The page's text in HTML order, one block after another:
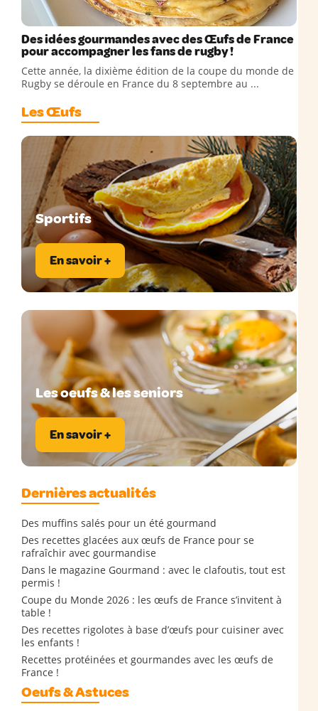
Des idées gourmandes avec des Œufs de France
pour accompagner les fans de rugby !
Cette année, la dixième édition de la coupe du monde de
Rugby se déroule en France du 8 septembre au ...
Les Œufs
Sportifs
En savoir +
Les oeufs & les seniors
En savoir +
Dernières actualités
Des muffins salés pour un été gourmand
Des recettes glacées aux œufs de France pour se
rafraîchir avec gourmandise
Dans le magazine Gourmand : avec le clafoutis, tout est
permis !
Coupe du Monde 2026 : les œufs de France s’invitent à
table !
Des recettes rigolotes à base d’œufs pour cuisiner avec
les enfants !
Recettes protéinées et gourmandes avec les œufs de
France !
Oeufs & Astuces